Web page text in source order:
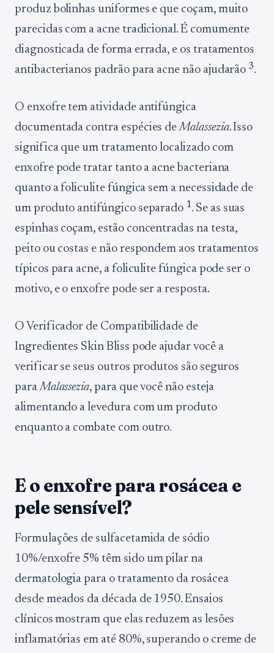
produz bolinhas uniformes e que coçam, muito
parecidas com a acne tradicional. É comumente
diagnosticada de forma errada, e os tratamentos
antibacterianos padrão para acne não ajudarão3.
O enxofre tem atividade antifúngica
documentada contra espécies deMalassezia. Isso
significa que um tratamento localizado com
enxofre pode tratar tanto a acne bacteriana
quanto a foliculite fúngica sem a necessidade de
um produto antifúngico separado1. Se as suas
espinhas coçam, estão concentradas na testa,
peito ou costas e não respondem aos tratamentos
típicos para acne, a foliculite fúngica pode ser o
motivo, e o enxofre pode ser a resposta.
O Verificador de Compatibilidade de
Ingredientes Skin Bliss pode ajudar você a
verificar se seus outros produtos são seguros
paraMalassezia, para que você não esteja
alimentando a levedura com um produto
enquanto a combate com outro.
E o enxofre para rosácea e
pele sensível?
Formulações de sulfacetamida de sódio
10%/enxofre 5% têm sido um pilar na
dermatologia para o tratamento da rosácea
desde meados da década de 1950. Ensaios
clínicos mostram que elas reduzem as lesões
inflamatórias em até 80%, superando o creme de